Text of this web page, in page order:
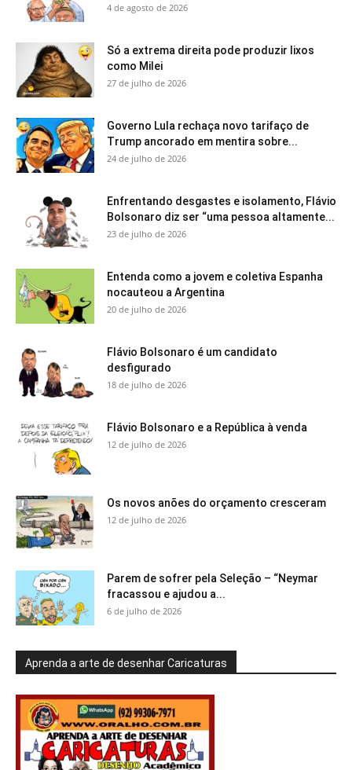
4 de agosto de 2026
Só a extrema direita pode produzir lixos
como Milei
27 de julho de 2026
Governo Lula rechaça novo tarifaço de
Trump ancorado em mentira sobre...
24 de julho de 2026
Enfrentando desgastes e isolamento, Flávio
Bolsonaro diz ser “uma pessoa altamente...
23 de julho de 2026
Entenda como a jovem e coletiva Espanha
nocauteou a Argentina
20 de julho de 2026
Flávio Bolsonaro é um candidato
desfigurado
18 de julho de 2026
Flávio Bolsonaro e a República à venda
12 de julho de 2026
Os novos anões do orçamento cresceram
12 de julho de 2026
Parem de sofrer pela Seleção – “Neymar
fracassou e ajudou a...
6 de julho de 2026
Aprenda a arte de desenhar Caricaturas